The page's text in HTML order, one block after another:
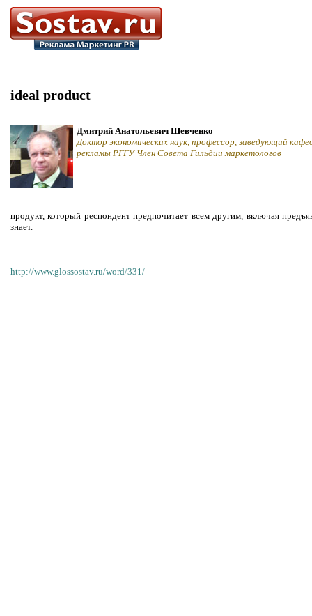
ideal product
Дмитрий Анатольевич Шевченко
Доктор экономических наук, профессор, заведующий
рекламы РГГУ Член Совета Гильдии маркетологов
продукт, который респондент предпочитает всем другим, включая
знает.
http://www.glossostav.ru/word/331/